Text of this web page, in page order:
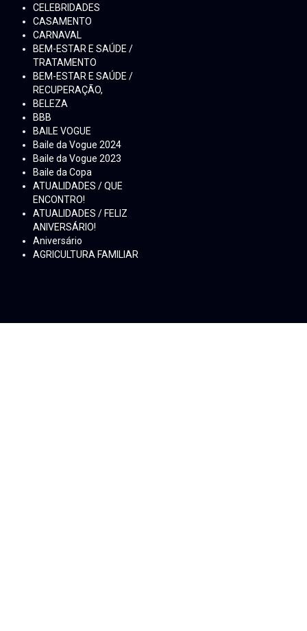
CELEBRIDADES
CASAMENTO
CARNAVAL
BEM-ESTAR E SAÚDE /
TRATAMENTO
BEM-ESTAR E SAÚDE /
RECUPERAÇÃO,
BELEZA
BBB
BAILE VOGUE
Baile da Vogue 2024
Baile da Vogue 2023
Baile da Copa
ATUALIDADES / QUE
ENCONTRO!
ATUALIDADES / FELIZ
ANIVERSÁRIO!
Aniversário
AGRICULTURA FAMILIAR